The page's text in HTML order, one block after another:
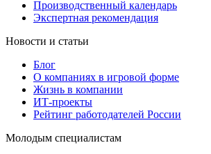
Производственный календарь
Экспертная рекомендация
Новости и статьи
Блог
О компаниях в игровой форме
Жизнь в компании
ИТ-проекты
Рейтинг работодателей России
Молодым специалистам